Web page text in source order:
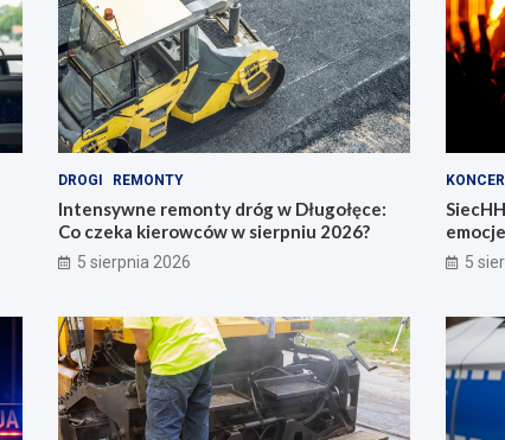
DROGI REMONTY
Intensywne remonty dróg w Długołęce:
Co czeka kierowców w sierpniu 2026?
5 sierpnia 2026 5